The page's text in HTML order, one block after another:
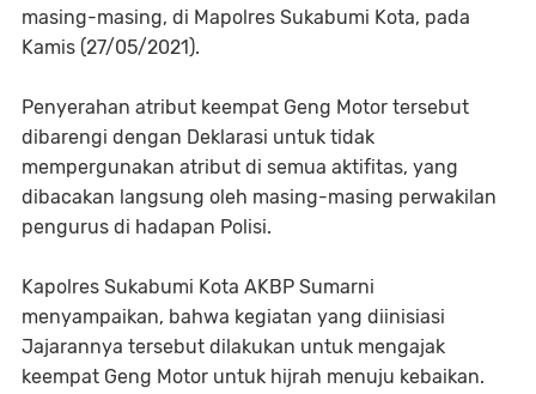
masing-masing, di Mapolres Sukabumi Kota, pada
Kamis (27/05/2021).
Penyerahan atribut keempat Geng Motor tersebut
dibarengi dengan Deklarasi untuk tidak
mempergunakan atribut di semua aktifitas, yang
dibacakan langsung oleh masing-masing perwakilan
pengurus di hadapan Polisi.
Kapolres Sukabumi Kota AKBP Sumarni
menyampaikan, bahwa kegiatan yang diinisiasi
Jajarannya tersebut dilakukan untuk mengajak
keempat Geng Motor untuk hijrah menuju kebaikan.